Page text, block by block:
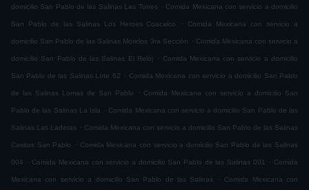
domicilio San Pablo de las Salinas Las Torres . Comida Mexicana con servicio a domicilio
San Pablo de las Salinas Los Heroes Coacalco . Comida Mexicana con servicio a
domicilio San Pablo de las Salinas Morelos 3ra Sección . Comida Mexicana con servicio a
domicilio San Pablo de las Salinas El Reloj . Comida Mexicana con servicio a domicilio
San Pablo de las Salinas Lote 62 . Comida Mexicana con servicio a domicilio San Pablo
de las Salinas Lomas de San Pablo . Comida Mexicana con servicio a domicilio San
Pablo de las Salinas La Isla . Comida Mexicana con servicio a domicilio San Pablo de las
Salinas Las Laderas . Comida Mexicana con servicio a domicilio San Pablo de las Salinas
Casitas San Pablo . Comida Mexicana con servicio a domicilio San Pablo de las Salinas
004 . Comida Mexicana con servicio a domicilio San Pablo de las Salinas 001 . Comida
Mexicana con servicio a domicilio San Pablo de las Salinas . Comida Mexicana con